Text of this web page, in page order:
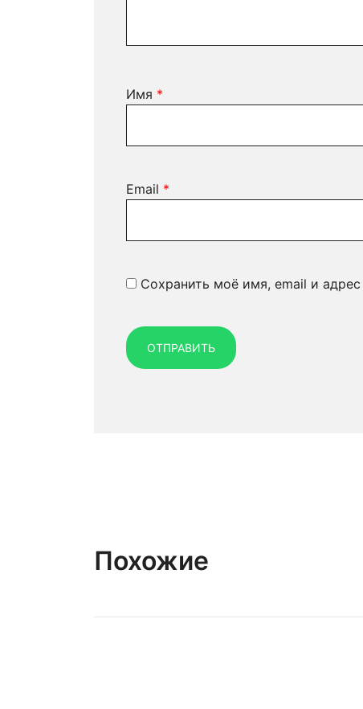
Имя *
Email *
Сохранить моё имя, email и
Похожие